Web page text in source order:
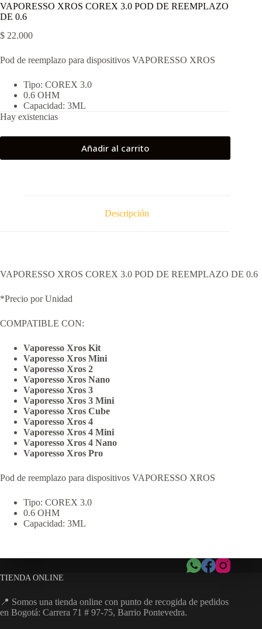
VAPORESSO XROS COREX 3.0 POD DE REEMPLAZO
DE 0.6
$ 22.000
Pod de reemplazo para dispositivos VAPORESSO XROS
Tipo: COREX 3.0
0.6 OHM
Capacidad: 3ML
Hay existencias
Añadir al carrito
Descripción
VAPORESSO XROS COREX 3.0 POD DE REEMPLAZO DE 0.6
*Precio por Unidad
COMPATIBLE CON:
Vaporesso Xros Kit
Vaporesso Xros Mini
Vaporesso Xros 2
Vaporesso Xros Nano
Vaporesso Xros 3
Vaporesso Xros 3 Mini
Vaporesso Xros Cube
Vaporesso Xros 4
Vaporesso Xros 4 Mini
Vaporesso Xros 4 Nano
Vaporesso Xros Pro
Pod de reemplazo para dispositivos VAPORESSO XROS
Tipo: COREX 3.0
0.6 OHM
Capacidad: 3ML
TIENDA ONLINE
📍 Somos una tienda online con punto de recogida de pedidos
en Bogotá: Carrera 71 # 97-75, Barrio Pontevedra.